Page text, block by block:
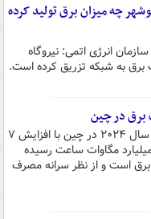
چه میزان برق تولید کرده
انرژی اتمی: نیروگاه
برق در چین
ظرفیت تولید برق در سال ۲۰۲۴ در چین با افزایش ۷
به حدود ۱۰ میلیارد مگاوات ساعت رسیده
است و از نظر سرانه مصرف